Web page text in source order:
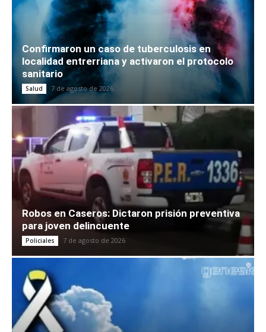
Confirmaron un caso de tuberculosis en
localidad entrerriana y activaron el protocolo
sanitario
Salud 7 de agosto de 2026
Robos en Caseros: Dictaron prisión preventiva
para joven delincuente
Policiales 7 de agosto de 2026